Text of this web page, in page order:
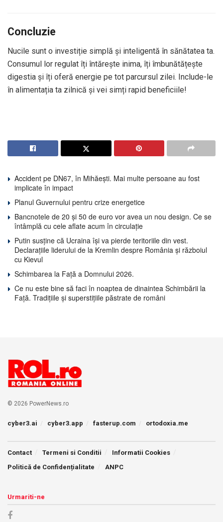
Concluzie
Nucile sunt o investiție simplă și inteligentă în sănătatea ta.
Consumul lor regulat îți întărește inima, îți îmbunătățește
digestia și îți oferă energie pe tot parcursul zilei. Include-le
în alimentația ta zilnică și vei simți rapid beneficiile!
Accident pe DN67, în Mihăești. Mai multe persoane au fost
implicate în impact
Planul Guvernului pentru crize energetice
Bancnotele de 20 și 50 de euro vor avea un nou design. Ce se
întâmplă cu cele aflate acum în circulație
Putin susține că Ucraina își va pierde teritoriile din vest.
Declarațiile liderului de la Kremlin despre România și războiul
cu Kievul
Schimbarea la Față a Domnului 2026.
Ce nu este bine să faci în noaptea de dinaintea Schimbării la
Față. Tradițiile și superstițiile păstrate de români
© 2026 PowerNews.ro
cyber3.ai cyber3.app fasterup.com ortodoxia.me
Contact Termeni si Conditii
Informatii Cookies
Politică de Confidențialitate
ANPC
Urmariti-ne